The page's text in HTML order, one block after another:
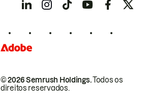
© 2026 Semrush Holdings.Todos os
direitos reservados.